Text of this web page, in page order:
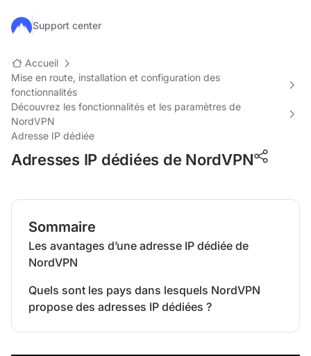
Passer au contenu principal
Support center
Accueil
Mise en route, installation et configuration des
fonctionnalités
Découvrez les fonctionnalités et les paramètres de
NordVPN
Adresse IP dédiée
Adresses IP dédiées de NordVPN
Sommaire
Les avantages d’une adresse IP dédiée de
NordVPN
Quels sont les pays dans lesquels NordVPN
propose des adresses IP dédiées ?